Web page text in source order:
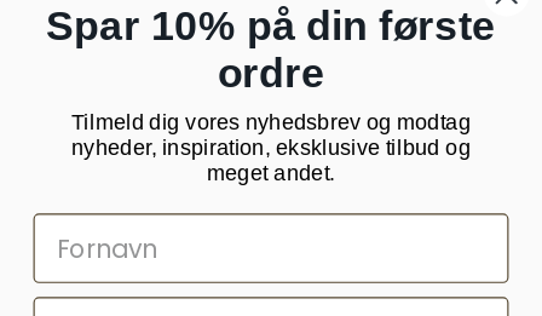
NYHEDSBREV
SOCIALE MEDIER
Spar 10% på din første
ordre
Tilmeld dig vores nyhedsbrev og modtag
nyheder, inspiration, eksklusive tilbud og
meget andet.